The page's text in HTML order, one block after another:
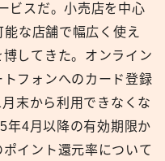
ビスだ。小売店を中心
な店舗で幅広く使え
してきた。オンライン
フォンへのカード登録
末から利用できなくな
年4月以降の有効期限か
イント還元率について